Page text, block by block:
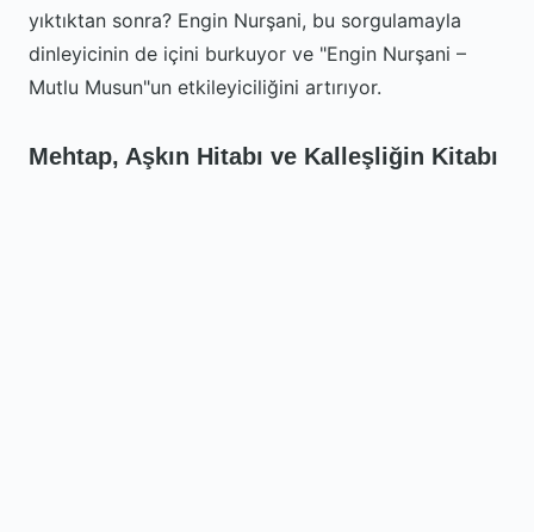
yıktıktan sonra? Engin Nurşani, bu sorgulamayla
dinleyicinin de içini burkuyor ve "Engin Nurşani –
Mutlu Musun"un etkileyiciliğini artırıyor.
Mehtap, Aşkın Hitabı ve Kalleşliğin Kitabı